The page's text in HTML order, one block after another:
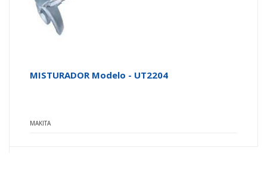
MISTURADOR Modelo - UT2204
MAKITA